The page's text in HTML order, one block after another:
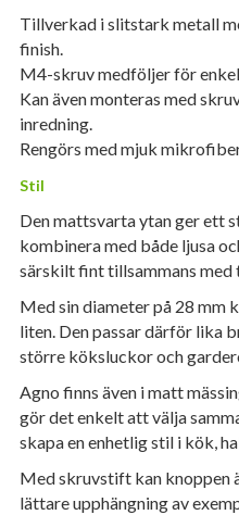
Tillverkad i slitstark metall
finish.
M4-skruv medföljer för
Kan även monteras med
inredning.
Rengörs med mjuk
Stil
Den mattsvarta ytan ger ett
kombinera med både ljusa
särskilt fint tillsammans med
Med sin diameter på 28 mm
liten. Den passar därför lika
större köksluckor och
Agno finns även i matt
gör det enkelt att välja
skapa en enhetlig stil i kök,
Med skruvstift kan knoppen
lättare upphängning av